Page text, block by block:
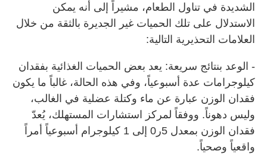
الشديدة في تناول الطعام، مشيراً إلى أنه يمكن
الاستدلال على تلك الحميات غير الجديرة بالثقة من خلال
العلامات التحذيرية التالية:
- الوعد بنتائج سريعة: يعد بعض الحميات الغذائية بفقدان
كيلوجرامات عدة أسبوعياً، وفي هذه الحالة، غالباً ما يكون
فقدان الوزن عبارة عن ماء وكتلة عضلية في الغالب،
وليس دهوناً. ووفقاً لمركز استشارات المستهلك، يُعدّ
فقدان الوزن بمعدل 5ر0 إلى 1 كيلوجرام أسبوعياً أمراً
واقعياً وصحياً.